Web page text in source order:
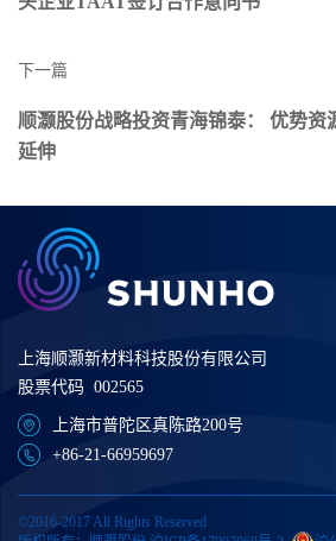
下一篇
顺灏股份战略投资青海锦泰： 优势资
延伸
上海顺灏新材料科技股份有限公司
股票代码 002565
上海市普陀区真陈路200号
+86-21-66959697
©2016-2017 All Rights Reserved